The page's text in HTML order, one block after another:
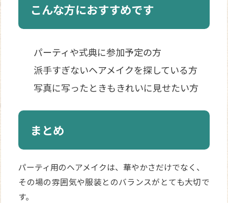
こんな方におすすめです
パーティや式典に参加予定の方
派手すぎないヘアメイクを探している方
写真に写ったときもきれいに見せたい方
まとめ
パーティ用のヘアメイクは、華やかさだけでなく、
その場の雰囲気や服装とのバランスがとても大切で
す。